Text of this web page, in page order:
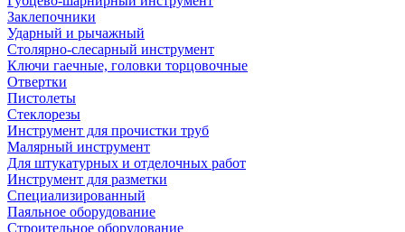
Заклепочники
Ударный и рычажный
Столярно-слесарный инструмент
Ключи гаечные, головки торцовочные
Отвертки
Пистолеты
Стеклорезы
Инструмент для прочистки труб
Малярный инструмент
Для штукатурных и отделочных работ
Инструмент для разметки
Специализированный
Паяльное оборудование
Строительное оборудование